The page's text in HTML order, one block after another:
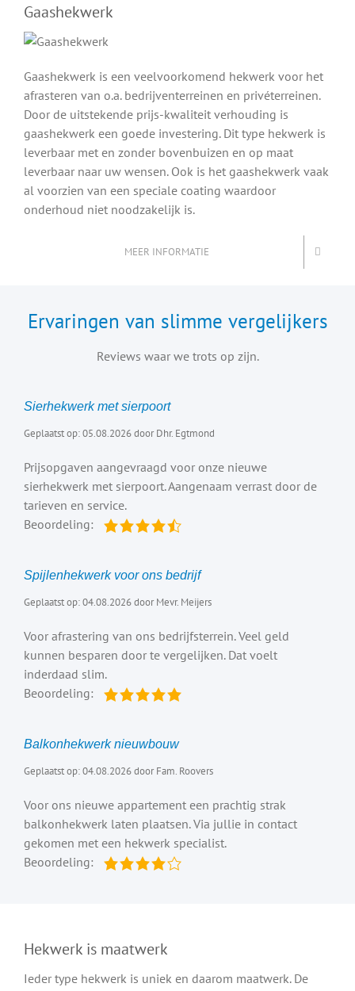
Gaashekwerk
Gaashekwerk is een veelvoorkomend hekwerk voor het
afrasteren van o.a. bedrijventerreinen en privéterreinen.
Door de uitstekende prijs-kwaliteit verhouding is
gaashekwerk een goede investering. Dit type hekwerk is
leverbaar met en zonder bovenbuizen en op maat
leverbaar naar uw wensen. Ook is het gaashekwerk vaak
al voorzien van een speciale coating waardoor
onderhoud niet noodzakelijk is.
MEER INFORMATIE
Ervaringen van slimme vergelijkers
Reviews waar we trots op zijn.
Sierhekwerk met sierpoort
Geplaatst op: 05.08.2026 door Dhr. Egtmond
Prijsopgaven aangevraagd voor onze nieuwe
sierhekwerk met sierpoort. Aangenaam verrast door de
tarieven en service.
Beoordeling:
Spijlenhekwerk voor ons bedrijf
Geplaatst op: 04.08.2026 door Mevr. Meijers
Voor afrastering van ons bedrijfsterrein. Veel geld
kunnen besparen door te vergelijken. Dat voelt
inderdaad slim.
Beoordeling:
Balkonhekwerk nieuwbouw
Geplaatst op: 04.08.2026 door Fam. Roovers
Voor ons nieuwe appartement een prachtig strak
balkonhekwerk laten plaatsen. Via jullie in contact
gekomen met een hekwerk specialist.
Beoordeling:
Hekwerk is maatwerk
Ieder type hekwerk is uniek en daarom maatwerk. De